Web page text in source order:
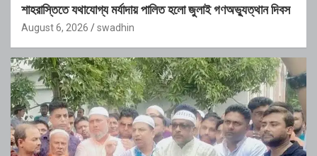
শাহরাস্তিতে যথাযোগ্য মর্যাদায় পালিত হলো জুলাই গণঅভ্যুত্থান দিবস
August 6, 2026 swadhin